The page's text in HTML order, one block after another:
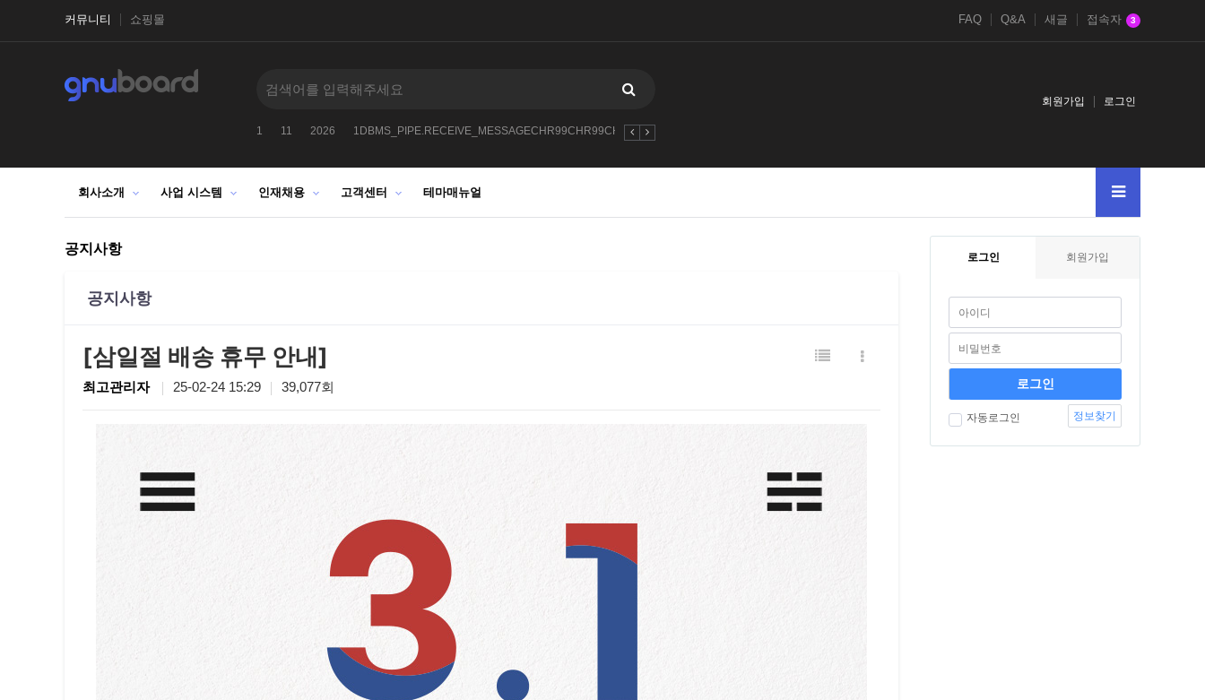
커뮤니티 쇼핑몰 FAQ Q&A 새글 접속자 3
1 11 2026 1DBMS_PIPE.RECEIVE_MESSAGECHR99CHR99CHR9912
회원가입 로그인
회사소개 사업 시스템 인재채용 고객센터 테마매뉴얼
공지사항
공지사항
[삼일절 배송 휴무 안내]
최고관리자 25-02-24 15:29 39,077회
로그인 회원가입
자동로그인 정보찾기